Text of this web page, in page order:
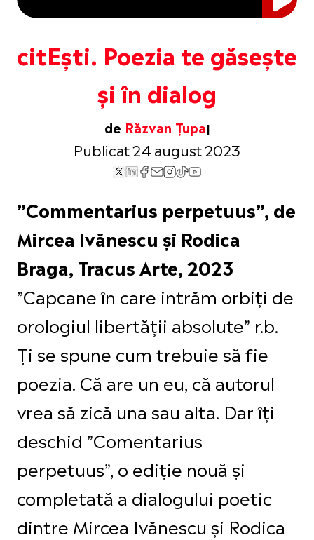
citEști. Poezia te găsește
și în dialog
de Răzvan Țupa
Publicat 24 august 2023
”Commentarius perpetuus”, de
Mircea Ivănescu și Rodica
Braga, Tracus Arte, 2023
”Capcane în care intrăm orbiți de
orologiul libertății absolute” r.b.
Ți se spune cum trebuie să fie
poezia. Că are un eu, că autorul
vrea să zică una sau alta. Dar îți
deschid ”Comentarius
perpetuus”, o ediție nouă și
completată a dialogului poetic
dintre Mircea Ivănescu și Rodica